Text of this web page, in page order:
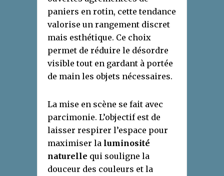
paniers en rotin, cette tendance
valorise un rangement discret
mais esthétique. Ce choix
permet de réduire le désordre
visible tout en gardant à portée
de main les objets nécessaires.
La mise en scène se fait avec
parcimonie. L’objectif est de
laisser respirer l’espace pour
maximiser la luminosité
naturelle qui souligne la
douceur des couleurs et la